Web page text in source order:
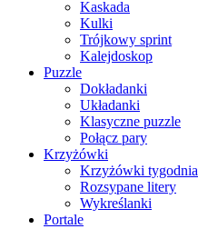
Kaskada
Kulki
Trójkowy sprint
Kalejdoskop
Puzzle
Dokładanki
Układanki
Klasyczne puzzle
Połącz pary
Krzyżówki
Krzyżówki tygodnia
Rozsypane litery
Wykreślanki
Portale